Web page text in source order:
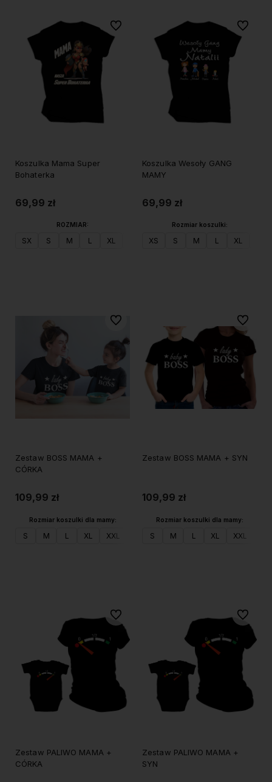
Koszulka Mama Super
Bohaterka
69,99 zł
ROZMIAR:
SX S M L XL
Do ulubionych
Koszulka Wesoły GANG
MAMY
69,99 zł
Rozmiar koszulki:
XS S M L XL
Do
Zestaw BOSS MAMA +
CÓRKA
109,99 zł
Rozmiar koszulki dla mamy:
S M L XL XXL
Do ulubionych
Zestaw BOSS MAMA + SYN
109,99 zł
Rozmiar koszulki dla mamy:
S M L XL XXL
Do
Zestaw PALIWO MAMA +
CÓRKA
Do ulubionych
Zestaw PALIWO MAMA +
SYN
Do